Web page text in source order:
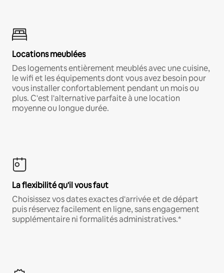
Locations meublées
Des logements entièrement meublés avec une cuisine,
le wifi et les équipements dont vous avez besoin pour
vous installer confortablement pendant un mois ou
plus. C'est l'alternative parfaite à une location
moyenne ou longue durée.
La flexibilité qu'il vous faut
Choisissez vos dates exactes d'arrivée et de départ
puis réservez facilement en ligne, sans engagement
supplémentaire ni formalités administratives.*